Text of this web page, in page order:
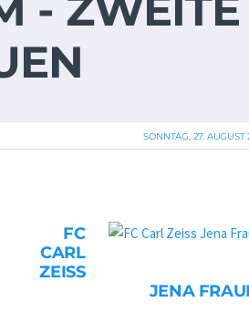
SONNTAG, 27. AUGUST
FC
CARL
ZEISS
JENA